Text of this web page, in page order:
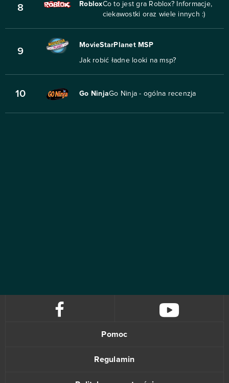
8 RobloxCo to jest gra Roblox? Informacje,
ciekawostki oraz wiele innych :)
9
MovieStarPlanet MSP
Jak robić ładne looki na msp?
10 Go NinjaGo Ninja - ogólna recenzja
Pomoc
Regulamin